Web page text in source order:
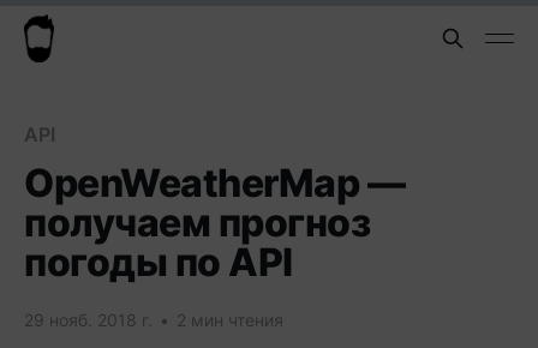
API
OpenWeatherMap —
получаем прогноз
погоды по API
29 нояб. 2018 г. • 2 мин чтения